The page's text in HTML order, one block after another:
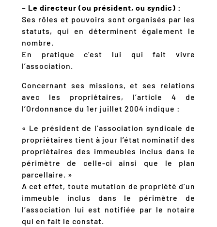
– Le directeur (ou président, ou syndic) :
Ses rôles et pouvoirs sont organisés par les
statuts, qui en déterminent également le
nombre.
En pratique c’est lui qui fait vivre
l’association.
Concernant ses missions, et ses relations
avec les propriétaires, l’article 4 de
l’Ordonnance du 1er juillet 2004 indique :
« Le président de l’association syndicale de
propriétaires tient à jour l’état nominatif des
propriétaires des immeubles inclus dans le
périmètre de celle-ci ainsi que le plan
parcellaire. »
A cet effet, toute mutation de propriété d’un
immeuble inclus dans le périmètre de
l’association lui est notifiée par le notaire
qui en fait le constat.